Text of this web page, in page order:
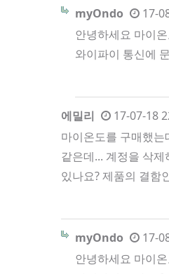
myOndo
17-
안녕하세요 마이
와이파이 통신에
에밀리
17-07-18
마이온도를 구매했
같은데... 계정을 삭
있나요? 제품의 결함
myOndo
17-
안녕하세요 마이